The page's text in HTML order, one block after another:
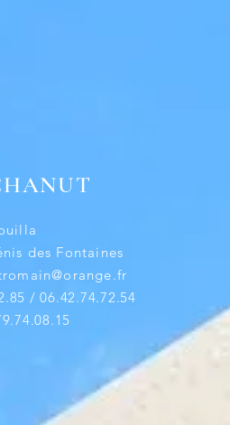
des Fontaines
/ 06.42.74.72.54